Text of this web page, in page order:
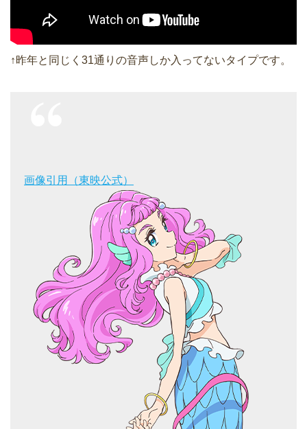
↑昨年と同じく31通りの音声しか入ってないタイプです。
画像引用（東映公式）